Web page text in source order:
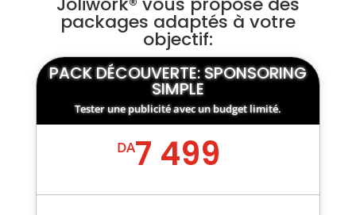
packages adaptés à votre
objectif:
PACK DÉCOUVERTE: SPONSORING
SIMPLE
Tester une publicité avec un budget limité.
DA7 499